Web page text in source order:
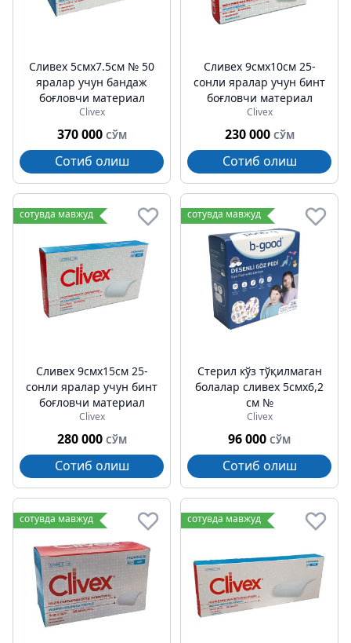
Cливех 5cмх7.5cм № 50
яралар учун бандаж
боғловчи материал
Clivex
370 000 СЎМ
Сотиб олиш
Cливех 9cмх10cм 25-
сонли яралар учун бинт
боғловчи материал
Clivex
230 000 СЎМ
Сотиб олиш
сотувда мавжуд
Cливех 9cмх15cм 25-
сонли яралар учун бинт
боғловчи материал
Clivex
280 000 СЎМ
Сотиб олиш
сотувда мавжуд
Стерил кўз тўқилмаган
болалар cливех 5смх6,2
см №
Clivex
96 000 СЎМ
Сотиб олиш
сотувда мавжуд сотувда мавжуд